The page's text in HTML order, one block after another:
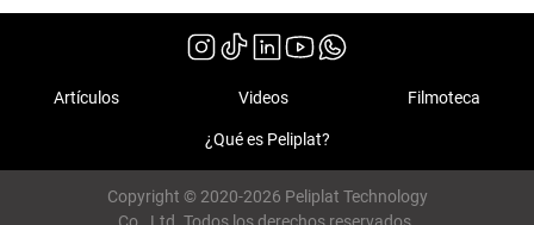
Artículos Videos Filmoteca
¿Qué es Peliplat?
Copyright © 2020-2026 Peliplat Technology
Co., Ltd. Todos los derechos reservados.